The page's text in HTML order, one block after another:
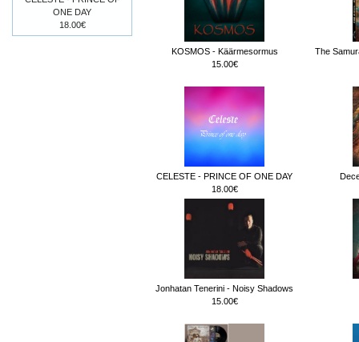
KOSMOS - Käärmesormus
15.00€
The
CELESTE - PRINCE OF ONE DAY
18.00€
Jonhatan Tenerini - Noisy Shadows
15.00€
ONE DAY
18.00€